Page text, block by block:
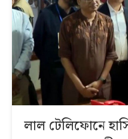
লাল টেলিফোনে